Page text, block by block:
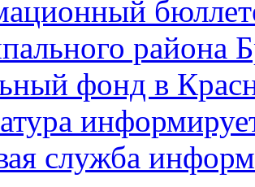
района
фонд в
служба